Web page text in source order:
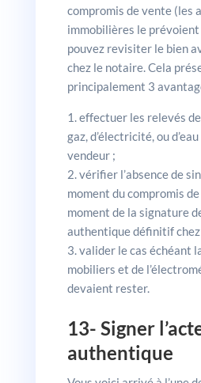
compromis de vente (les
immobilières le
pouvez revisiter le bien
chez le notaire. Cela
principalement 3
effectuer les relevés
gaz, d’électricité, ou
vendeur ;
vérifier l’absence de
moment du compromis
moment de la signature
authentique définitif
valider le cas échéant
mobiliers et de
devaient rester.
13- Signer
authentique